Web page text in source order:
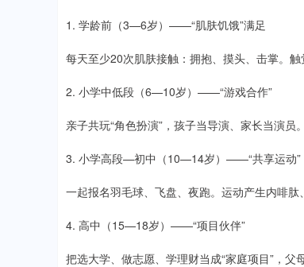
1. 学龄前（3—6岁）——“肌肤饥饿”满足
每天至少20次肌肤接触：拥抱、摸头、击掌。触
2. 小学中低段（6—10岁）——“游戏合作”
亲子共玩“角色扮演”，孩子当导演、家长当演员
3. 小学高段—初中（10—14岁）——“共享运动”
一起报名羽毛球、飞盘、夜跑。运动产生内啡肽
4. 高中（15—18岁）——“项目伙伴”
把选大学、做志愿、学理财当成“家庭项目”，父